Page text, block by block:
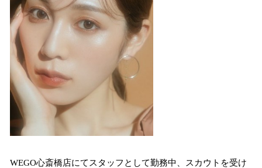
WEGO心斎橋店にてスタッフとして勤務中、スカウトを受け